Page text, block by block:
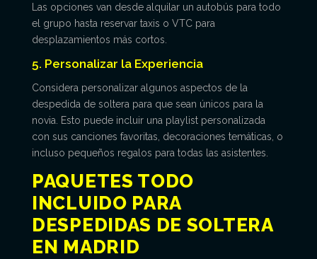
Las opciones van desde alquilar un autobús para todo
el grupo hasta reservar taxis o VTC para
desplazamientos más cortos.
5. Personalizar la Experiencia
Considera personalizar algunos aspectos de la
despedida de soltera para que sean únicos para la
novia. Esto puede incluir una playlist personalizada
con sus canciones favoritas, decoraciones temáticas, o
incluso pequeños regalos para todas las asistentes.
PAQUETES TODO
INCLUIDO PARA
DESPEDIDAS DE SOLTERA
EN MADRID